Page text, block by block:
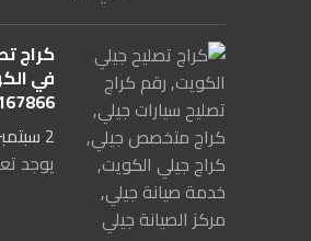
كراج
في
2 سبتمبر، 2025
يوجد